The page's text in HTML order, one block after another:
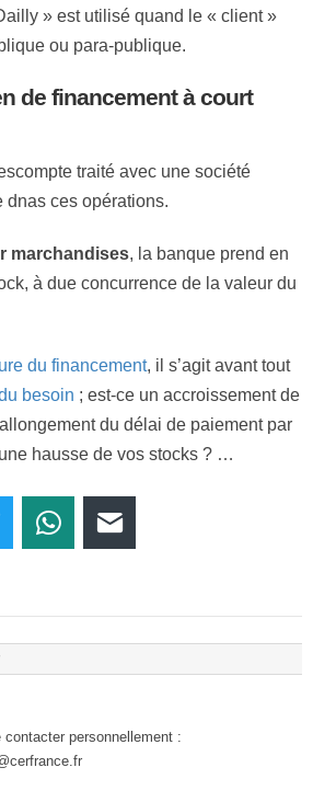
» est utilisé quand le « client »
ou para-publique.
de financement à court
traité avec une société
ces opérations.
marchandises, la banque prend en
à due concurrence de la valeur du
du financement, il s’agit avant tout
besoin ; est-ce un accroissement de
du délai de paiement par
hausse de vos stocks ? …
Twitter WhatsApp
contacter personnellement :